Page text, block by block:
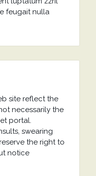
feugait nulla
site reflect the
necessarily the
portal.
swearing
the right to
notice